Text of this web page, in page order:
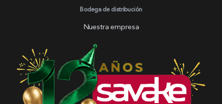
Bodega de distribución
Nuestra empresa